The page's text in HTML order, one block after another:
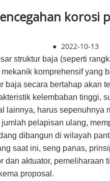
● 2022-10-13
struktur baja (seperti
komprehensif
secara bertahap akan
kelembaban tinggi,
harus
pelapisan ulang,
dibangun di wilayah
saat ini, seng panas,
aktuator,
proposal.